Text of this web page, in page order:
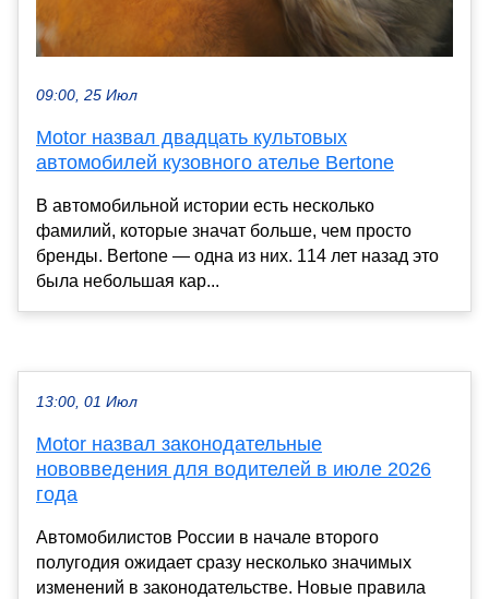
09:00, 25 Июл
Motor назвал двадцать культовых
автомобилей кузовного ателье Bertone
В автомобильной истории есть несколько
фамилий, которые значат больше, чем просто
бренды. Bertone — одна из них. 114 лет назад это
была небольшая кар...
13:00, 01 Июл
Motor назвал законодательные
нововведения для водителей в июле 2026
года
Автомобилистов России в начале второго
полугодия ожидает сразу несколько значимых
изменений в законодательстве. Новые правила